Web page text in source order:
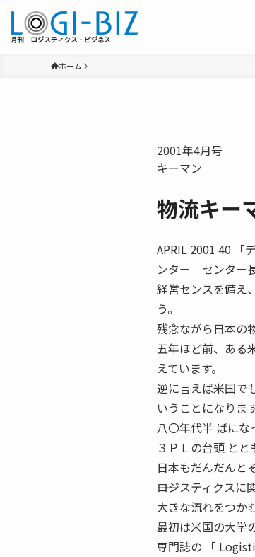
ホーム
2001年4月号
キーマン
物流キー
APRIL 2001 40 「
ンター センター長
経営センスを備え
う。
残念ながら日本の
五年ほど前、ある
えています。
逆に言えば米国で
いうことになります
八〇年代半 ばにな
３ＰＬの台頭 とと
日本もだんだんと
――ロジスティクス
大きな流れをつか
最初は米国の大学
専門誌の 「